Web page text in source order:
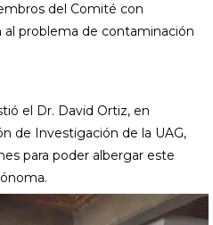
del Comité con
al problema de contaminación
el Dr. David Ortiz, en
de Investigación de la UAG,
para poder albergar este